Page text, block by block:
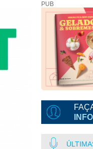
PUB